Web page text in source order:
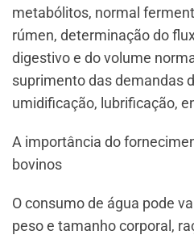
metabólitos, normal
rúmen, determinação do
digestivo e do volume
suprimento das demandas
umidificação, lubrificação,
A importância do
bovinos
O consumo de água pode
peso e tamanho corporal,